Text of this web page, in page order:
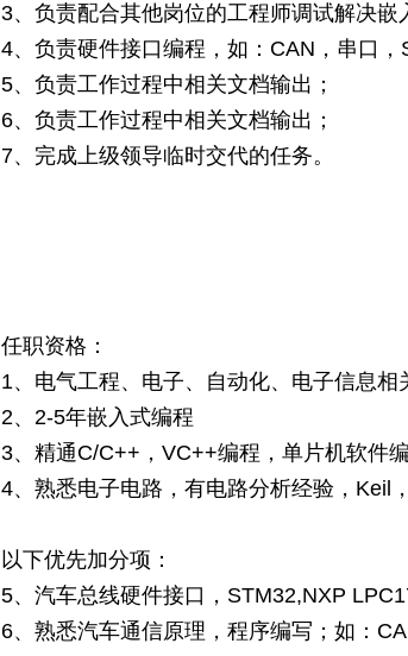
3、负责配合其他岗位的工程师调试解决嵌
4、负责硬件接口编程，如：CAN，串口，
5、负责工作过程中相关文档输出；
6、负责工作过程中相关文档输出；
7、完成上级领导临时交代的任务。
任职资格：
1、电气工程、电子、自动化、电子信息相
2、2-5年嵌入式编程
3、精通C/C++，VC++编程，单片机软件
4、熟悉电子电路，有电路分析经验，Keil
以下优先加分项：
5、汽车总线硬件接口，STM32,NXP
6、熟悉汽车通信原理，程序编写；如：